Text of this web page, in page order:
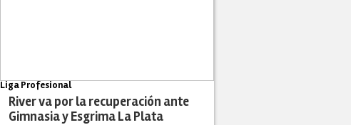
Liga Profesional
River va por la recuperación ante
Gimnasia y Esgrima La Plata